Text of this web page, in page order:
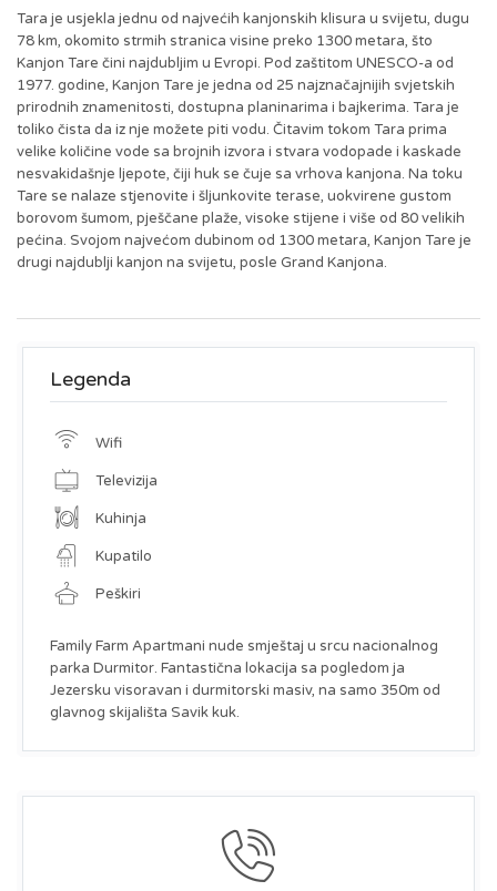
Tara je usjekla jednu od najvećih kanjonskih klisura u svijetu, dugu
78 km, okomito strmih stranica visine preko 1300 metara, što
Kanjon Tare čini najdubljim u Evropi. Pod zaštitom UNESCO-a od
1977. godine, Kanjon Tare je jedna od 25 najznačajnijih svjetskih
prirodnih znamenitosti, dostupna planinarima i bajkerima. Tara je
toliko čista da iz nje možete piti vodu. Čitavim tokom Tara prima
velike količine vode sa brojnih izvora i stvara vodopade i kaskade
nesvakidašnje ljepote, čiji huk se čuje sa vrhova kanjona. Na toku
Tare se nalaze stjenovite i šljunkovite terase, uokvirene gustom
borovom šumom, pješčane plaže, visoke stijene i više od 80 velikih
pećina. Svojom najvećom dubinom od 1300 metara, Kanjon Tare je
drugi najdublji kanjon na svijetu, posle Grand Kanjona.
Legenda
Wifi
Televizija
Kuhinja
Kupatilo
Peškiri
Family Farm Apartmani nude smještaj u srcu nacionalnog
parka Durmitor. Fantastična lokacija sa pogledom ja
Jezersku visoravan i durmitorski masiv, na samo 350m od
glavnog skijališta Savik kuk.